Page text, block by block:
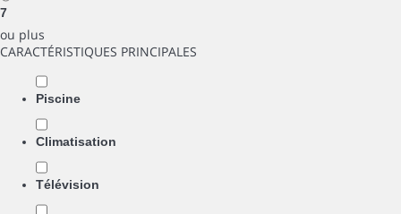
7
ou plus
CARACTÉRISTIQUES PRINCIPALES
Piscine
Climatisation
Télévision